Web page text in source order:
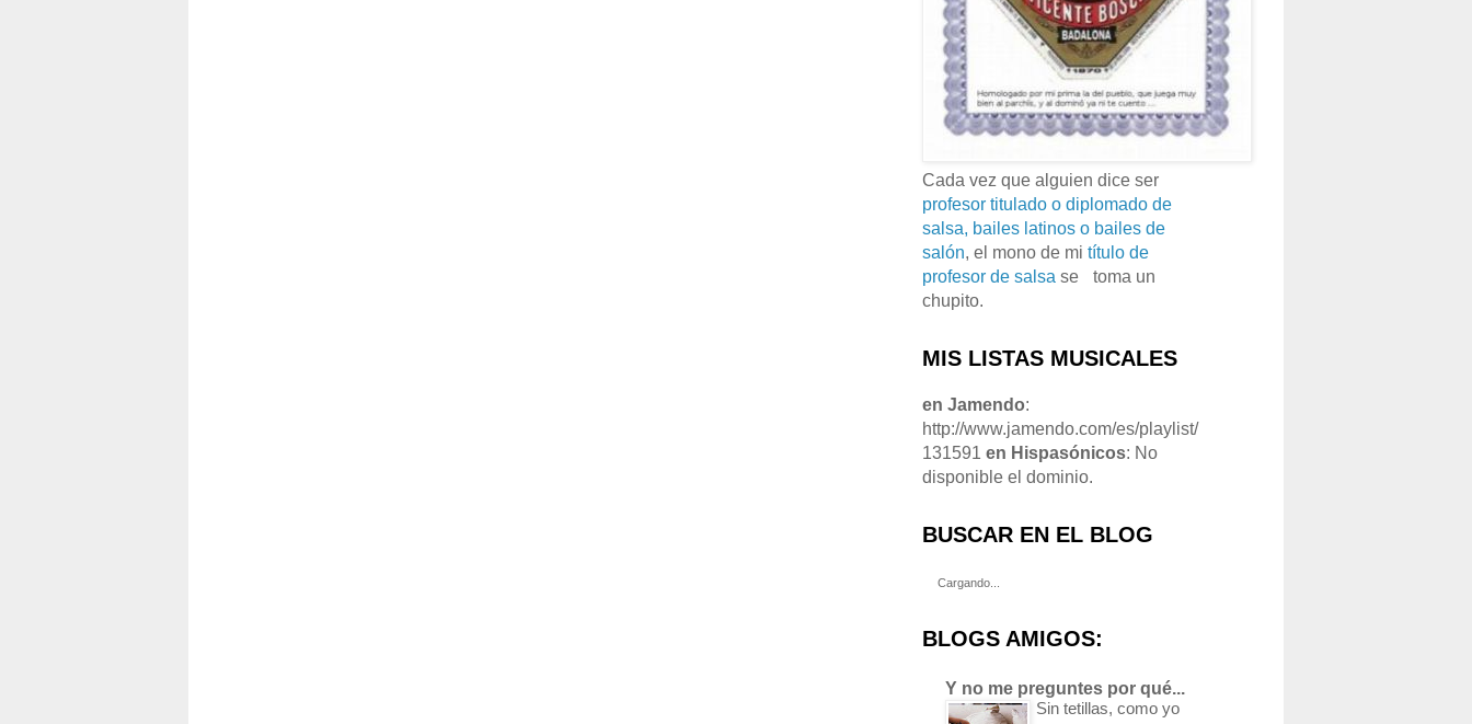
Cada vez que alguien dice ser
profesor titulado o diplomado de
salsa, bailes latinos o bailes de
salón, el mono de mi título de
profesor de salsa se
toma un
chupito.
MIS LISTAS MUSICALES
en Jamendo:
http://www.jamendo.com/es/playlist/
131591 en Hispasónicos: No
disponible el dominio.
BUSCAR EN EL BLOG
Cargando...
BLOGS AMIGOS:
Y no me preguntes por qué...
Sin tetillas, como yo